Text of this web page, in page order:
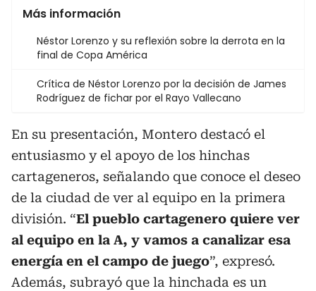
Más información
Néstor Lorenzo y su reflexión sobre la derrota en la
final de Copa América
Crítica de Néstor Lorenzo por la decisión de James
Rodríguez de fichar por el Rayo Vallecano
En su presentación, Montero destacó el
entusiasmo y el apoyo de los hinchas
cartageneros, señalando que conoce el deseo
de la ciudad de ver al equipo en la primera
división. “El pueblo cartagenero quiere ver
al equipo en la A, y vamos a canalizar esa
energía en el campo de juego”, expresó.
Además, subrayó que la hinchada es un